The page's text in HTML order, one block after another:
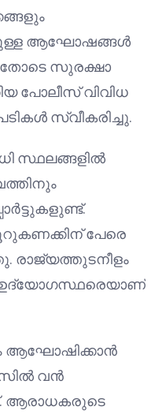
ആഘോഷങ്ങൾ
സുരക്ഷാ
പോലീസ് വിവിധ
സ്വീകരിച്ചു.
സ്ഥലങ്ങളിൽ
പേരെ
രാജ്യത്തുടനീളം
ഉദ്യോഗസ്ഥരെയാണ്
ആഘോഷിക്കാൻ
വൻ
ആരാധകരുടെ